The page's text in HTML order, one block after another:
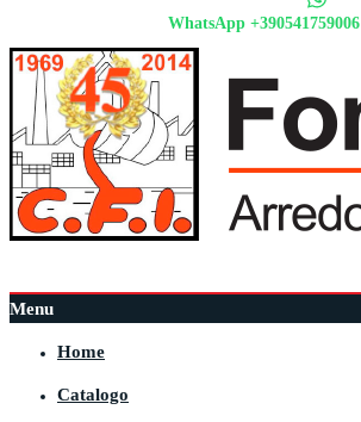
WhatsApp +390541759006
Menu
Home
Catalogo